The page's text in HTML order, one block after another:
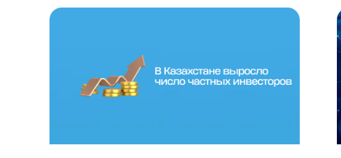
публично представила новый продукт —
новый рынок. Миссия